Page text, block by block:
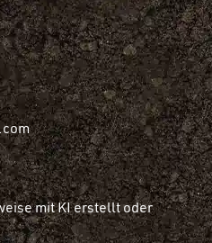
mit KI erstellt oder